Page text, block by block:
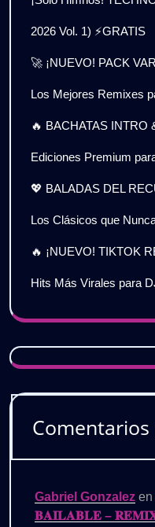
2026 Vol. 1) ⚡GRATIS
🚀 ¡NUEVO! PACK
Los Mejores Remixes
🔥 BACHATAS INTRO
Ediciones Premium
💖 BALADAS DEL
Los Clásicos que
🔥 ¡NUEVO! TIKTOK
Hits Más Virales para
Gabriel Gonzalez en
𝐁𝐀𝐈𝐋𝐀𝐁𝐋𝐄 –